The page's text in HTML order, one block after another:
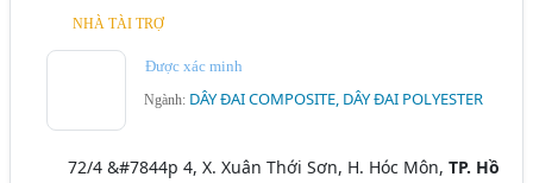
NHÀ TÀI TRỢ
Được xác minh
Ngành: DÂY ĐAI COMPOSITE, DÂY ĐAI POLYESTER
72/4 &#7844p 4, X. Xuân Thới Sơn, H. Hóc Môn,TP. Hồ